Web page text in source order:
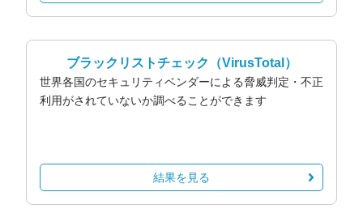
ブラックリストチェック （VirusTotal）
世界各国のセキュリティベンダーによる脅威判定・不正
利用がされていないか調べることができます
結果を見る